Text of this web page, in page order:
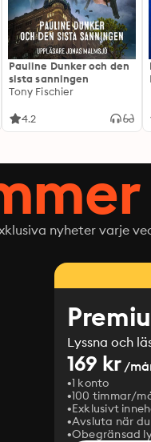
Pauline Dunker och den
sista sanningen
Tony Fischier
4.2
nyheter varje
Lyssna och
169 kr/
1 konto
100 timmar/
Exklusivt
Avsluta när
Obegränsad